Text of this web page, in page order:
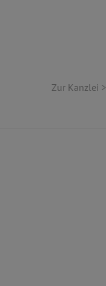
Zur Kanzlei >